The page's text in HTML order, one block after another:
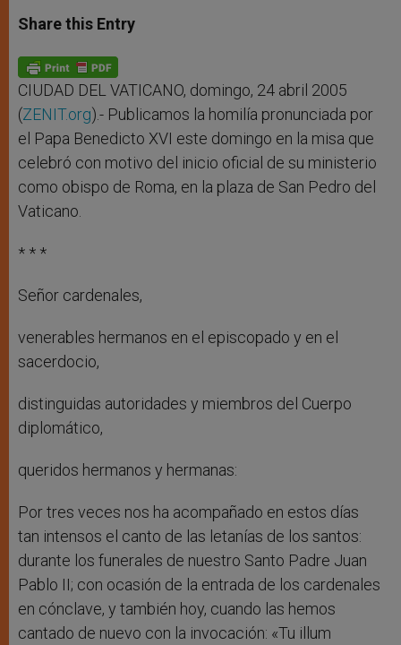
t
s
p
p
s
e
g
e
r
e
b
o
k
Share this Entry
CIUDAD DEL VATICANO, domingo, 24 abril 2005
(ZENIT.org).- Publicamos la homilía pronunciada por
el Papa Benedicto XVI este domingo en la misa que
celebró con motivo del inicio oficial de su ministerio
como obispo de Roma, en la plaza de San Pedro del
Vaticano.
* * *
Señor cardenales,
venerables hermanos en el episcopado y en el
sacerdocio,
distinguidas autoridades y miembros del Cuerpo
diplomático,
queridos hermanos y hermanas:
Por tres veces nos ha acompañado en estos días
tan intensos el canto de las letanías de los santos:
durante los funerales de nuestro Santo Padre Juan
Pablo II; con ocasión de la entrada de los cardenales
en cónclave, y también hoy, cuando las hemos
cantado de nuevo con la invocación: «Tu illum